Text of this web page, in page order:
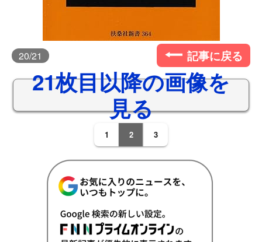
20/21 記事に戻る
21枚目以降の画像を
見る
1 2 3